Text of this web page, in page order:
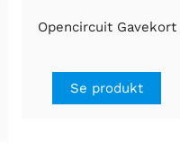
Opencircuit Gavekort
Se produkt